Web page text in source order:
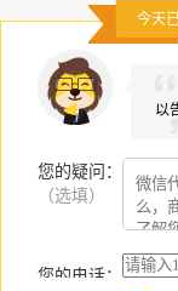
今天
以
您的疑问
（选填）
：
您的电话：